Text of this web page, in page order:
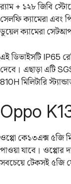
র‌্যাম + ১২৮ জিবি
সেলফি ক্যামেরা এবং
ডুয়েল ক্যামেরা
এই ডিভাইসটি IP65
দেবে। এছাড়া এটি
810H মিলিটারি
Oppo
ওপ্পো কে১৩এক্স ৫জি
পাওয়া যাবে। ওপ্পোর
সবচেয়ে টেকসই ৫জি